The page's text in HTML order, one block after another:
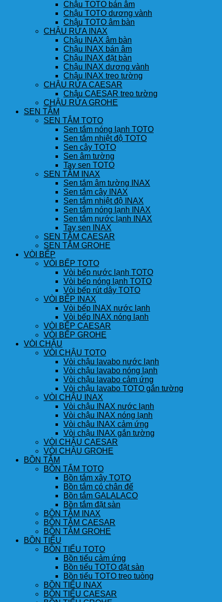
Chậu TOTO bán âm
Chậu TOTO dương vành
Chậu TOTO âm bàn
CHẬU RỬA INAX
Chậu INAX âm bàn
Chậu INAX bán âm
Chậu INAX đặt bàn
Chậu INAX dương vành
Chậu INAX treo tường
CHẬU RỬA CAESAR
Chậu CAESAR treo tường
CHẬU RỬA GROHE
SEN TẮM
SEN TẮM TOTO
Sen tắm nóng lạnh TOTO
Sen tắm nhiệt độ TOTO
Sen cây TOTO
Sen âm tường
Tay sen TOTO
SEN TẮM INAX
Sen tắm âm tường INAX
Sen tắm cây INAX
Sen tắm nhiệt độ INAX
Sen tắm nóng lạnh INAX
Sen tắm nước lạnh INAX
Tay sen INAX
SEN TẮM CAESAR
SEN TẮM GROHE
VÒI BẾP
VÒI BẾP TOTO
Vòi bếp nước lạnh TOTO
Vòi bếp nóng lạnh TOTO
Vòi bếp rút dây TOTO
VÒI BẾP INAX
Vòi bếp INAX nước lạnh
Vòi bếp INAX nóng lạnh
VÒI BẾP CAESAR
VÒI BẾP GROHE
VÒI CHẬU
VÒI CHẬU TOTO
Vòi chậu lavabo nước lạnh
Vòi chậu lavabo nóng lạnh
Vòi chậu lavabo cảm ứng
Vòi chậu lavabo TOTO gắn tường
VÒI CHẬU INAX
Vòi chậu INAX nước lạnh
Vòi chậu INAX nóng lạnh
Vòi chậu INAX cảm ứng
Vòi chậu INAX gắn tường
VÒI CHẬU CAESAR
VÒI CHẬU GROHE
BỒN TẮM
BỒN TẮM TOTO
Bồn tắm xây TOTO
Bồn tắm có chân đế
Bồn tắm GALALACO
Bồn tắm đặt sàn
BỒN TẮM INAX
BỒN TẮM CAESAR
BỒN TẮM GROHE
BỒN TIỂU
BỒN TIỂU TOTO
Bồn tiểu cảm ứng
Bồn tiểu TOTO đặt sàn
Bồn tiểu TOTO treo tuòng
BỒN TIỂU INAX
BỒN TIỂU CAESAR